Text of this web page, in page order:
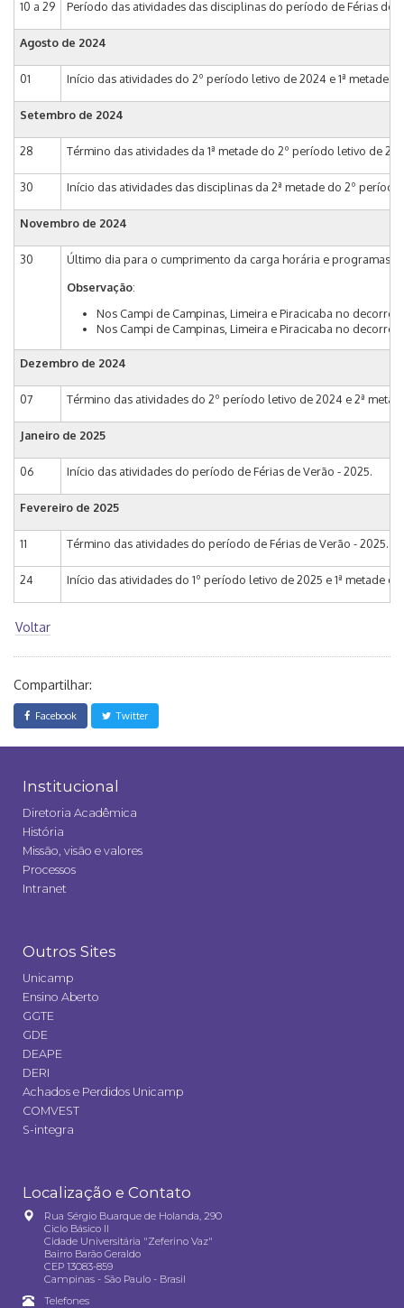
10 a 29 Período das atividades das disciplinas do período de Férias de
Agosto de 2024
01 Início das atividades do 2º período letivo de 2024 e 1ª metade
Setembro de 2024
28 Término das atividades da 1ª metade do 2º período letivo de
30 Início das atividades das disciplinas da 2ª metade do 2º
Novembro de 2024
30
Último dia para o cumprimento da carga horária e programas
Observação:
Nos Campi de Campinas, Limeira e Piracicaba no
Nos Campi de Campinas, Limeira e Piracicaba no
Dezembro de 2024
07 Término das atividades do 2º período letivo de 2024 e 2ª
Janeiro de 2025
06 Início das atividades do período de Férias de Verão - 2025.
Fevereiro de 2025
11 Término das atividades do período de Férias de Verão - 2025.
24 Início das atividades do 1º período letivo de 2025 e 1ª metade
Voltar
Compartilhar:
Facebook Twitter
Institucional
Diretoria Acadêmica
História
Missão, visão e valores
Processos
Intranet
Outros Sites
Unicamp
Ensino Aberto
GGTE
GDE
DEAPE
DERI
Achados e Perdidos Unicamp
COMVEST
S-integra
Localização e Contato
Rua Sérgio Buarque de Holanda, 290
Ciclo Básico II
Cidade Universitária "Zeferino Vaz"
Bairro Barão Geraldo
CEP 13083-859
Campinas - São Paulo - Brasil
Telefones